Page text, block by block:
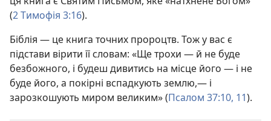
(2 Тимофія 3:16).
Біблія — це книга точних пророцтв. Тож у вас є
підстави вірити її словам: «Ще трохи — й не буде
безбожного, і будеш дивитись на місце його — і не
буде його, а покірні вспадкують землю,— і
зарозкошують миром великим» (Псалом 37:10, 11).